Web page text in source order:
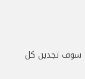
سوف تجدين كل